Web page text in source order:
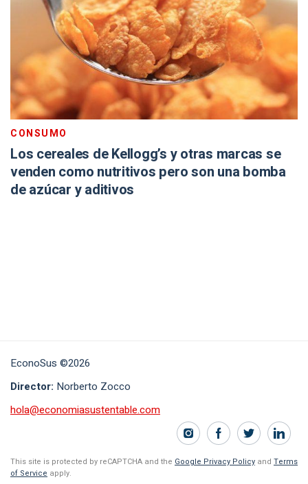
CONSUMO
Los cereales de Kellogg’s y otras marcas se
venden como nutritivos pero son una bomba
de azúcar y aditivos
EconoSus ©2026
Director: Norberto Zocco
hola@economiasustentable.com
This site is protected by reCAPTCHA and the Google Privacy Policy and Terms
of Service apply.